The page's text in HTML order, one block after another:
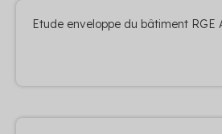
Etude enveloppe du bâtiment RGE